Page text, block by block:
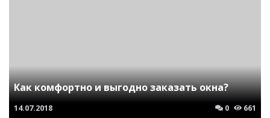
Как комфортно и выгодно заказать окна?
14.07.2018 0 661